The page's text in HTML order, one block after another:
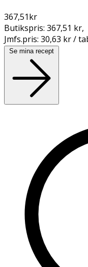
367,51kr
Butikspris: 367,51 kr,
Jmfs.pris: 30,63 kr /
Se mina recept